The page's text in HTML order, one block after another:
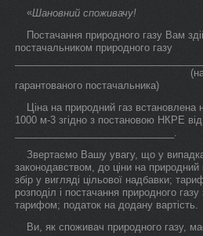
«Шановний споживачу!
Постачання природного газу Вам
постачальником природного газу
гарантованого постачальника)
Ціна на природний газ встановлена
1000 м-3 згідно з постановою НКРЕ
_____________________________.
Звертаємо Вашу увагу, що у
законодавством, до ціни на
збір у вигляді цільової надбавки;
розподіл і постачання природного
тарифом; податок на додану вартість.
Ви, як споживач природного газу,